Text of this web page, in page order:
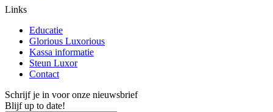
Links
Educatie
Glorious Luxorious
Kassa informatie
Steun Luxor
Contact
Schrijf je in voor onze nieuwsbrief
Blijf up to date!